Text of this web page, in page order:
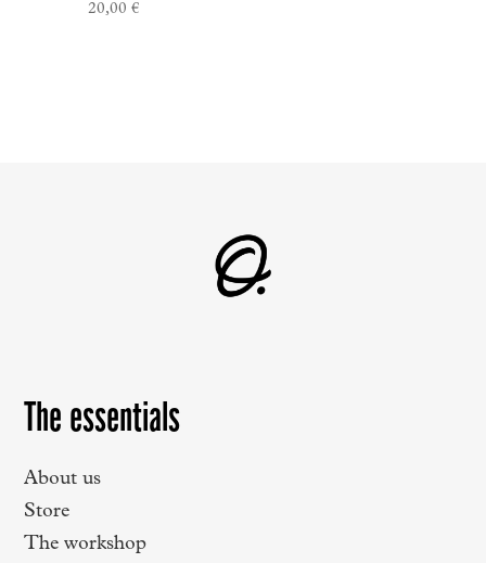
20,00 €
The essentials
About us
Store
The workshop